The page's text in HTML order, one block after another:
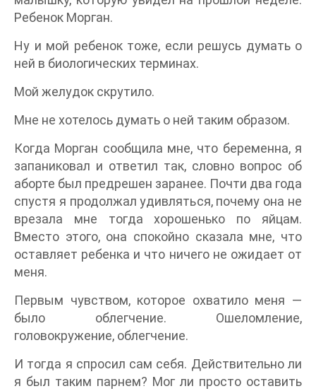
Ребенок Морган.
Ну и мой ребенок тоже, если решусь думать о
ней в биологических терминах.
Мой желудок скрутило.
Мне не хотелось думать о ней таким образом.
Когда Морган сообщила мне, что беременна, я
запаниковал и ответил так, словно вопрос об
аборте был предрешен заранее. Почти два года
спустя я продолжал удивляться, почему она не
врезала мне тогда хорошенько по яйцам.
Вместо этого, она спокойно сказала мне, что
оставляет ребенка и что ничего не ожидает от
меня.
Первым чувством, которое охватило меня —
было облегчение. Ошеломление,
головокружение, облегчение.
И тогда я спросил сам себя. Действительно ли
я был таким парнем? Мог ли просто оставить